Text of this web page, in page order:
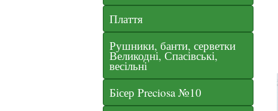
Плаття
Рушники, банти, серветки
Великодні, Спасівські,
весільні
Бісер Preciosa №10